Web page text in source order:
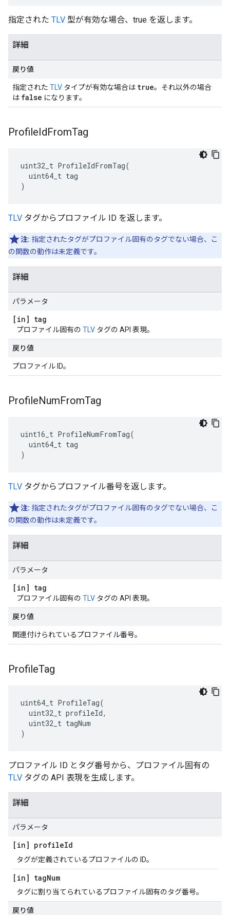
指定された TLV 型が有効な場合、true を返します。
詳細
戻り値
指定された TLV タイプが有効な場合は true。それ以外の場合
は false になります。
ProfileIdFromTag
uint32_t ProfileIdFromTag(
  uint64_t tag
)
TLV タグからプロファイル ID を返します。
注: 指定されたタグがプロファイル固有のタグでない場合、こ
の関数の動作は未定義です。
詳細
パラメータ
[in] tag
プロファイル固有の TLV タグの API 表現。
戻り値
プロファイル ID。
ProfileNumFromTag
uint16_t ProfileNumFromTag(
  uint64_t tag
)
TLV タグからプロファイル番号を返します。
注: 指定されたタグがプロファイル固有のタグでない場合、こ
の関数の動作は未定義です。
詳細
パラメータ
[in] tag
プロファイル固有の TLV タグの API 表現。
戻り値
関連付けられているプロファイル番号。
ProfileTag
uint64_t ProfileTag(
  uint32_t profileId,
  uint32_t tagNum
)
プロファイル ID とタグ番号から、プロファイル固有の
TLV タグの API 表現を生成します。
詳細
パラメータ
[in] profileId
タグが定義されているプロファイルの ID。
[in] tagNum
タグに割り当てられているプロファイル固有のタグ番号。
戻り値